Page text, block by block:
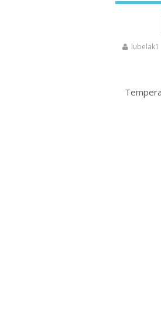
lubelak1